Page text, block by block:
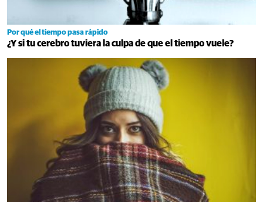
Por qué el tiempo pasa rápido
¿Y si tu cerebro tuviera la culpa de que el tiempo vuele?